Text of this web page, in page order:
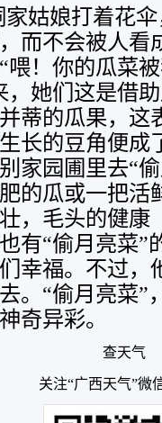
家姑娘打着花
而不会被人看
喂！你的瓜菜
，她们这是借
蒂的瓜果，这
长的豆角便成
家园圃里去“
的瓜或一把活
，毛头的健康
有“偷月亮菜”
幸福。不过，
。“偷月亮菜”
奇异彩。
查天气
关注“广西天气”微